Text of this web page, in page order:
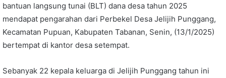
bantuan langsung tunai (BLT) dana desa tahun 2025
mendapat pengarahan dari Perbekel Desa Jelijih Punggang,
Kecamatan Pupuan, Kabupaten Tabanan, Senin, (13/1/2025)
bertempat di kantor desa setempat.
Sebanyak 22 kepala keluarga di Jelijih Punggang tahun ini